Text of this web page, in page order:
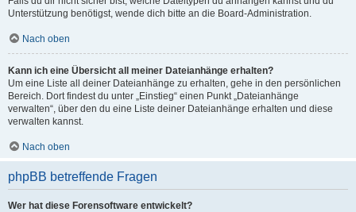
Unterstützung benötigst, wende dich bitte an die Board-Administration.
Nach oben
Kann ich eine Übersicht all meiner Dateianhänge erhalten?
Um eine Liste all deiner Dateianhänge zu erhalten, gehe in den persönlichen
Bereich. Dort findest du unter „Einstieg“ einen Punkt „Dateianhänge
verwalten“, über den du eine Liste deiner Dateianhänge erhalten und diese
verwalten kannst.
Nach oben
phpBB betreffende Fragen
Wer hat diese Forensoftware entwickelt?